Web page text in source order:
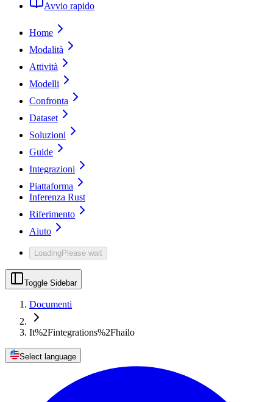
Avvio rapido
Home
Modalità
Attività
Modelli
Confronta
Dataset
Soluzioni
Guide
Integrazioni
Piattaforma
Inferenza Rust
Riferimento
Aiuto
LoadingPlease wait
Toggle Sidebar
Documenti
It%2Fintegrations%2Fhailo
Select language